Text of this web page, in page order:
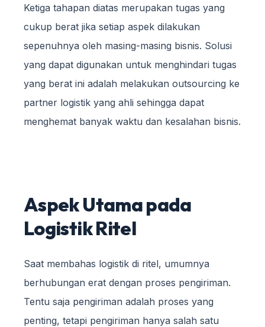
Ketiga tahapan diatas merupakan tugas yang
cukup berat jika setiap aspek dilakukan
sepenuhnya oleh masing-masing bisnis. Solusi
yang dapat digunakan untuk menghindari tugas
yang berat ini adalah melakukan outsourcing ke
partner logistik yang ahli sehingga dapat
menghemat banyak waktu dan kesalahan bisnis.
Aspek Utama pada
Logistik Ritel
Saat membahas logistik di ritel, umumnya
berhubungan erat dengan proses pengiriman.
Tentu saja pengiriman adalah proses yang
penting, tetapi pengiriman hanya salah satu